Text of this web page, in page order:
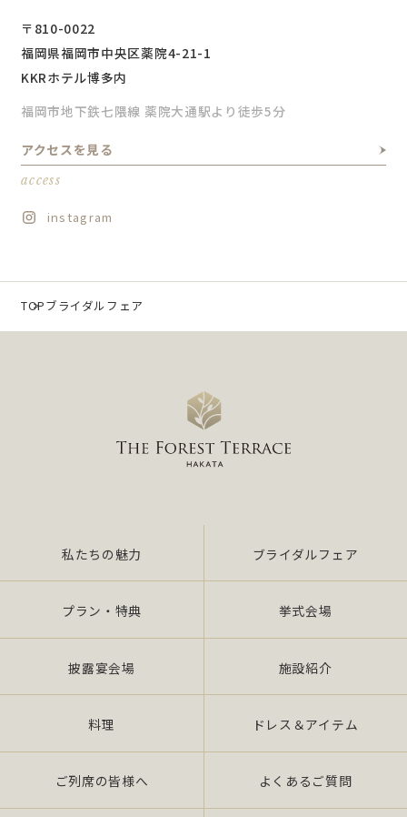
〒810-0022
福岡県福岡市中央区薬院4-21-1
KKRホテル博多内
福岡市地下鉄七隈線 薬院大通駅より徒歩5分
アクセスを見る
access
instagram
TOPブライダルフェア
私たちの魅力 ブライダルフェア
プラン・特典 挙式会場
披露宴会場 施設紹介
料理 ドレス＆アイテム
ご列席の皆様へ よくあるご質問